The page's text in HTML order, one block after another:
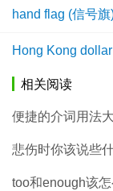
hand flag (信号旗
Hong Kong
相关阅读
便捷的介词用法
悲伤时你该说些
too和enough该怎